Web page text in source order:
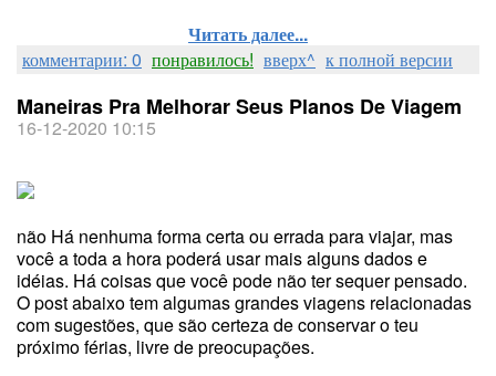
Читать далее...
комментарии: 0 понравилось! вверх^ к полной версии
Maneiras Pra Melhorar Seus Planos De Viagem
16-12-2020 10:15
não Há nenhuma forma certa ou errada para viajar, mas
você a toda a hora poderá usar mais alguns dados e
idéias. Há coisas que você pode não ter sequer pensado.
O post abaixo tem algumas grandes viagens relacionadas
com sugestões, que são certeza de conservar o teu
próximo férias, livre de preocupações.